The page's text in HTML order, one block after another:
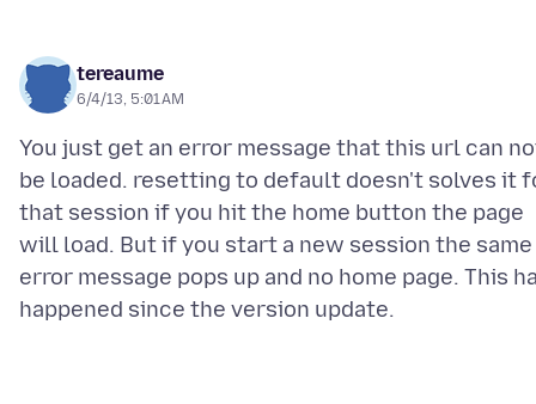
tereaume
6/4/13, 5:01 AM
You just get an error message that this url can
be loaded. resetting to default doesn't solves it
that session if you hit the home button the page
will load. But if you start a new session the same
error message pops up and no home page. This